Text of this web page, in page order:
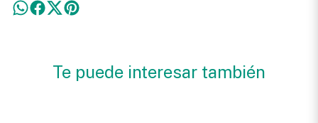
Te puede interesar también